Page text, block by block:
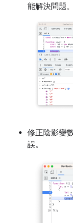
能解決問題。
修正陰影變
誤。